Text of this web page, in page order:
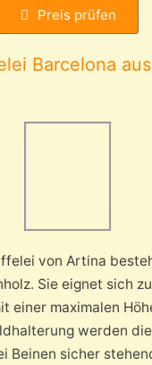
Preis prüfen
Barcelona
von Artina
Sie eignet sich
einer maximalen
werden die
Beinen sicher